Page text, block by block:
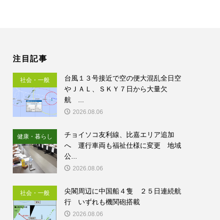
注目記事
社会・一般
台風１３号接近で空の便大混乱全日空
やＪＡＬ、ＳＫＹ７日から大量欠
航 ...
2026.08.06
健康・暮らし
チョイソコ友利線、比嘉エリア追加
へ 運行車両も福祉仕様に変更 地域
公...
2026.08.06
社会・一般
尖閣周辺に中国船４隻 ２５日連続航
行 いずれも機関砲搭載
2026.08.06